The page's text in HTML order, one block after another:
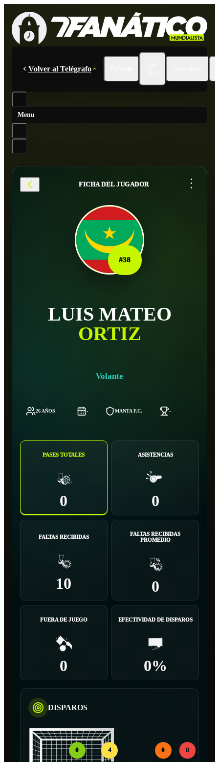
Volver al Telégrafo
Menu
FICHA DEL JUGADOR ...
#38
LUIS MATEO
ORTIZ
Volante
26 AÑOS - MANTA F.C. -
PASES TOTALES
0
ASISTENCIAS
0
FALTAS RECIBIDAS
10
FALTAS RECIBIDAS
PROMEDIO
0
FUERA DE JUEGO
0
EFECTIVIDAD DE DISPAROS
0%
DISPAROS
0 4 0 0